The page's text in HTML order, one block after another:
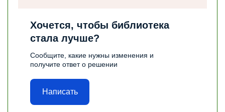
Хочется, чтобы библиотека
стала лучше?
Сообщите, какие нужны изменения и
получите ответ о решении
Написать